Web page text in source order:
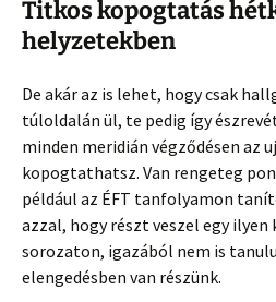
Titkos kopogtatás
helyzetekben
De akár az is lehet, hogy csak
túloldalán ül, te pedig így
minden meridián végződésen az
kopogtathatsz. Van rengeteg
például az ÉFT tanfolyamon
azzal, hogy részt veszel egy
sorozaton, igazából nem is
elengedésben van részünk.